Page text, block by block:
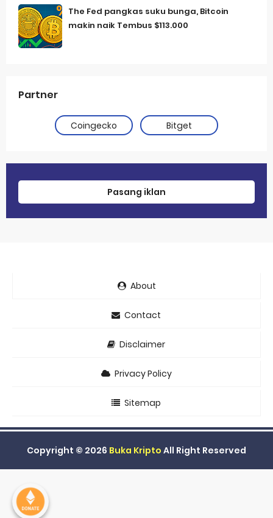
The Fed pangkas suku bunga, Bitcoin
makin naik Tembus $113.000
Partner
Coingecko Bitget
Pasang iklan
About
Contact
Disclaimer
Privacy Policy
Sitemap
Copyright © 2026 Buka Kripto All Right Reserved